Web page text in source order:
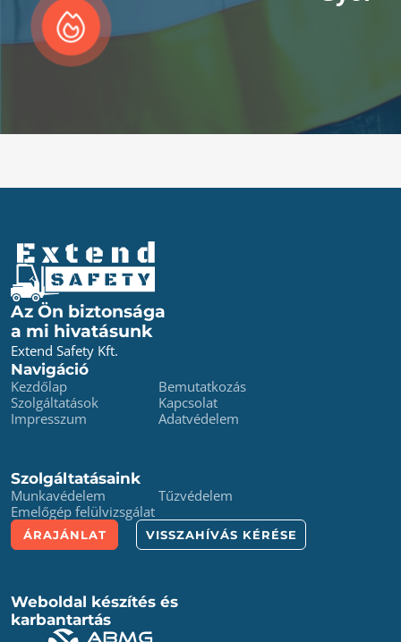
Az Ön biztonsága
a mi hivatásunk
Extend Safety Kft.
Navigáció
Kezdőlap
Bemutatkozás
Szolgáltatások
Kapcsolat
Impresszum
Adatvédelem
Szolgáltatásaink
Munkavédelem
Tűzvédelem
Emelőgép felülvizsgálat
ÁRAJÁNLAT VISSZAHÍVÁS KÉRÉSE
Weboldal készítés és
karbantartás